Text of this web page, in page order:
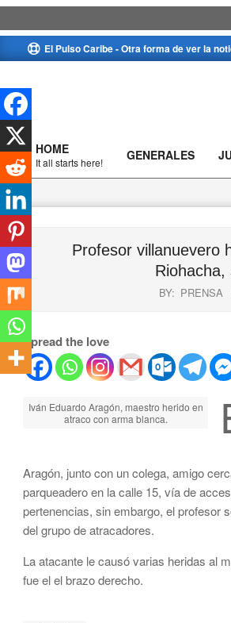
to
El Pulso Caribe - Otra forma de ver la
Primary
Navigation
Menu
HOME
It all starts here! GENERALES
Profesor villanuevero
BY: PRENSA
Spread the love
Iván Eduardo Aragón, maestro herido en
atraco con arma blanca.
Aragón, junto con un colega, amigo
parqueadero en la calle 15, vía de
pertenencias, sin embargo, el profesor
del grupo de atracadores.
La atacante le causó varias heridas al
fue el el brazo derecho.